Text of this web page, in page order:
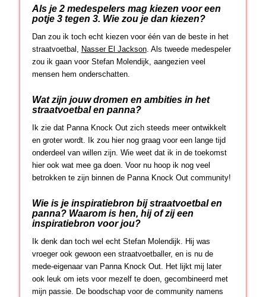
Als je 2 medespelers mag kiezen voor een
potje 3 tegen 3. Wie zou je dan kiezen?
Dan zou ik toch echt kiezen voor één van de beste in het
straatvoetbal, Nasser El Jackson. Als tweede medespeler
zou ik gaan voor Stefan Molendijk, aangezien veel
mensen hem onderschatten.
Wat zijn jouw dromen en ambities in het
straatvoetbal en panna?
Ik zie dat Panna Knock Out zich steeds meer ontwikkelt
en groter wordt. Ik zou hier nog graag voor een lange tijd
onderdeel van willen zijn. Wie weet dat ik in de toekomst
hier ook wat mee ga doen. Voor nu hoop ik nog veel
betrokken te zijn binnen de Panna Knock Out community!
Wie is je inspiratiebron bij straatvoetbal en
panna? Waarom is hen, hij of zij een
inspiratiebron voor jou?
Ik denk dan toch wel echt Stefan Molendijk. Hij was
vroeger ook gewoon een straatvoetballer, en is nu de
mede-eigenaar van Panna Knock Out. Het lijkt mij later
ook leuk om iets voor mezelf te doen, gecombineerd met
mijn passie. De boodschap voor de community namens